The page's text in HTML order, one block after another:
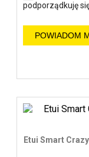
podporządkuję
POWIADOM
Etui Smart